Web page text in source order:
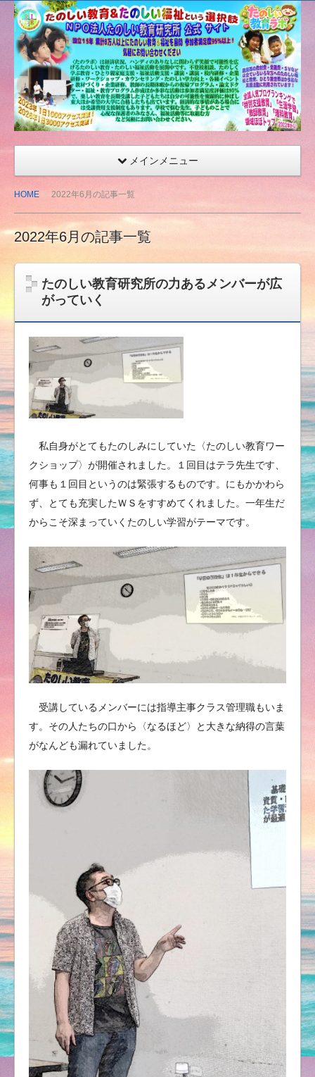
たの
しい
教育
研究
所
（沖
縄）
公式
ト
メインメニュー
HOME 2022年6月の記事一覧
2022年6月の記事一覧
たのしい教育研究所の力あるメンバーが広
がっていく
私自身がとてもたのしみにしていた〈たのしい教育ワー
クショップ〉が開催されました。１回目はテラ先生です、
何事も１回目というのは緊張するものです。にもかかわら
ず、とても充実したＷＳをすすめてくれました。一年生だ
からこそ深まっていくたのしい学習がテーマです。
受講しているメンバーには指導主事クラス管理職もいま
す。その人たちの口から〈なるほど〉と大きな納得の言葉
がなんども漏れていました。